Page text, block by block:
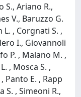
S., Ariano R.,
V., Baruzzo G.
, Corgnati S. ,
I., Giovannoli
P. , Malano M. ,
, Mosca S. ,
Panto E. , Rapp
S. , Simeoni R.,